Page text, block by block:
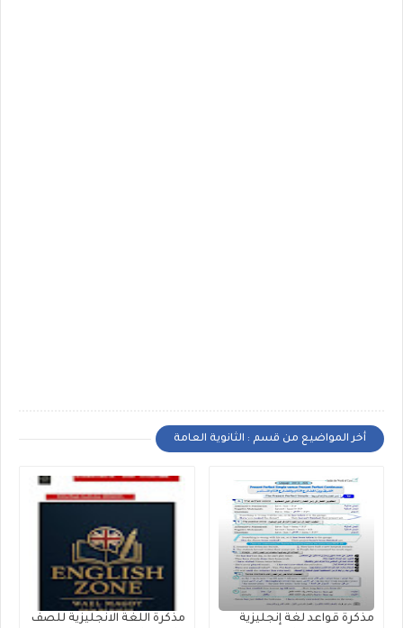
أخر المواضيع من قسم : الثانوية العامة
مذكرة قواعد لغة إنجليزية
مذكرة اللغة الانجليزية للصف